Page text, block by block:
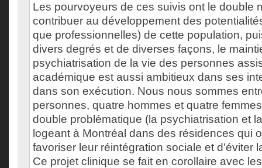
Les pourvoyeurs de ces suivis ont le double
contribuer au développement des
que professionnelles) de cette population,
divers degrés et de diverses façons, le
psychiatrisation de la vie des personnes
académique est aussi ambitieux dans ses
dans son exécution. Nous nous sommes
personnes, quatre hommes et quatre
double problématique (la psychiatrisation et
logeant à Montréal dans des résidences qui
favoriser leur réintégration sociale et d'éviter
Ce projet clinique se fait en corollaire avec